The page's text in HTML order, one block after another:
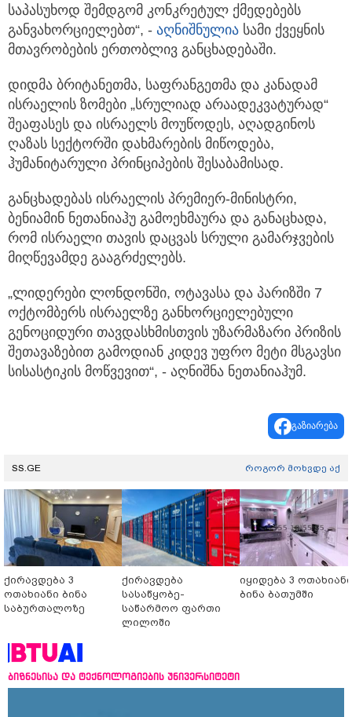
საპასუხოდ შემდგომ კონკრეტულ ქმედებებს
განვახორციელებთ“, - აღნიშნულია სამი ქვეყნის
მთავრობების ერთობლივ განცხადებაში.
დიდმა ბრიტანეთმა, საფრანგეთმა და კანადამ
ისრაელის ზომები „სრულიად არაადეკვატურად“
შეაფასეს და ისრაელს მოუწოდეს, აღადგინოს
ღაზას სექტორში დახმარების მიწოდება,
ჰუმანიტარული პრინციპების შესაბამისად.
განცხადებას ისრაელის პრემიერ-მინისტრი,
ბენიამინ ნეთანიაჰუ გამოეხმაურა და განაცხადა,
რომ ისრაელი თავის დაცვას სრული გამარჯვების
მიღწევამდე გააგრძელებს.
„ლიდერები ლონდონში, ოტავასა და პარიზში 7
ოქტომბერს ისრაელზე განხორციელებული
გენოციდური თავდასხმისთვის უზარმაზარი პრიზის
შეთავაზებით გამოდიან კიდევ უფრო მეტი მსგავსი
სისასტიკის მოწვევით“, - აღნიშნა ნეთანიაჰუმ.
გაზიარება
SS.GE როგორ მოხვდე აქ
ქირავდება 3
ოთახიანი ბინა
საბურთალოზე
ქირავდება
სასაწყობე-
საწარმოო ფართი
ლილოში
იყიდება 3 ოთახიანი
ბინა ბათუმში
ბიზნესისა და ტექნოლოგიების უნივერსიტეტი